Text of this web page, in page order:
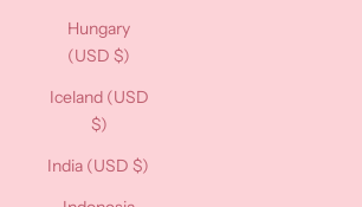
Hungary
(USD $)
Iceland (USD
$)
India (USD $)